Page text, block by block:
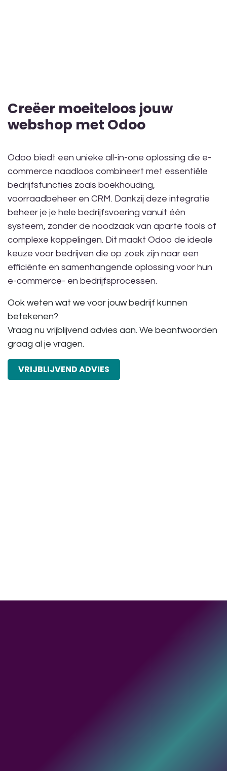
Creëer moeiteloos jouw
webshop met Odoo
Odoo biedt een unieke all-in-one oplossing die e-
commerce naadloos combineert met essentiële
bedrijfsfuncties zoals boekhouding,
voorraadbeheer en CRM. Dankzij deze integratie
beheer je je hele bedrijfsvoering vanuit één
systeem, zonder de noodzaak van aparte tools of
complexe koppelingen. Dit maakt Odoo de ideale
keuze voor bedrijven die op zoek zijn naar een
efficiënte en samenhangende oplossing voor hun
e-commerce- en bedrijfsprocessen.
Ook weten wat we voor jouw bedrijf kunnen
betekenen?
Vraag nu vrijblijvend advies aan. We beantwoorden
graag al je vragen.
VRIJBLIJVEND ADVIES